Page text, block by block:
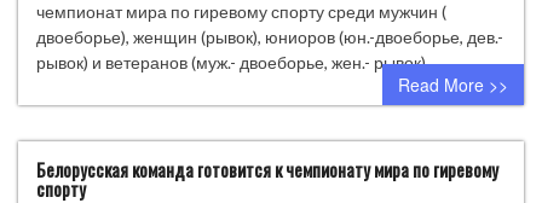
чемпионат мира по гиревому спорту среди мужчин (
двоеборье), женщин (рывок), юниоров (юн.-двоеборье, дев.-
рывок) и ветеранов (муж.- двоеборье, жен.- рывок).
Read More >>
Белорусская команда готовится к чемпионату мира по гиревому
спорту